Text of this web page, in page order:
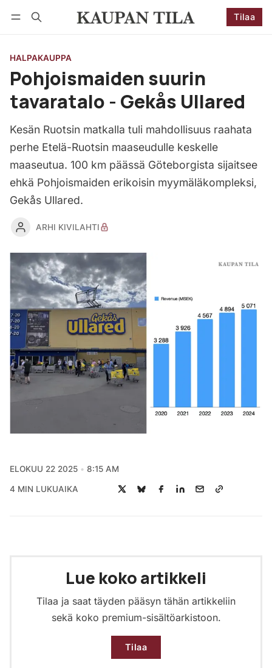
Tilaa
HALPAKAUPPA
Pohjoismaiden suurin
tavaratalo - Gekås Ullared
Kesän Ruotsin matkalla tuli mahdollisuus raahata
perhe Etelä-Ruotsin maaseudulle keskelle
maaseutua. 100 km päässä Göteborgista sijaitsee
ehkä Pohjoismaiden erikoisin myymäläkompleksi,
Gekås Ullared.
ARHI KIVILAHTI
ELOKUU 22 2025 8:15 AM
4 MIN LUKUAIKA
Lue koko artikkeli
Tilaa ja saat täyden pääsyn tähän artikkeliin
sekä koko premium-sisältöarkistoon.
Tilaa